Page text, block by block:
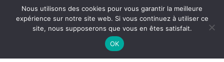
juin 2025(4)
mai 2025(4)
(5)
janvier 2025(4)
Nous utilisons des cookies pour vous garantir la meilleure
expérience sur notre site web. Si vous continuez à utiliser ce
site, nous supposerons que vous en êtes satisfait.
OK